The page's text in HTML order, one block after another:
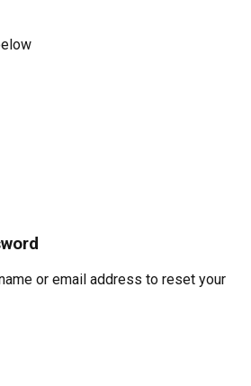
or email address to reset your